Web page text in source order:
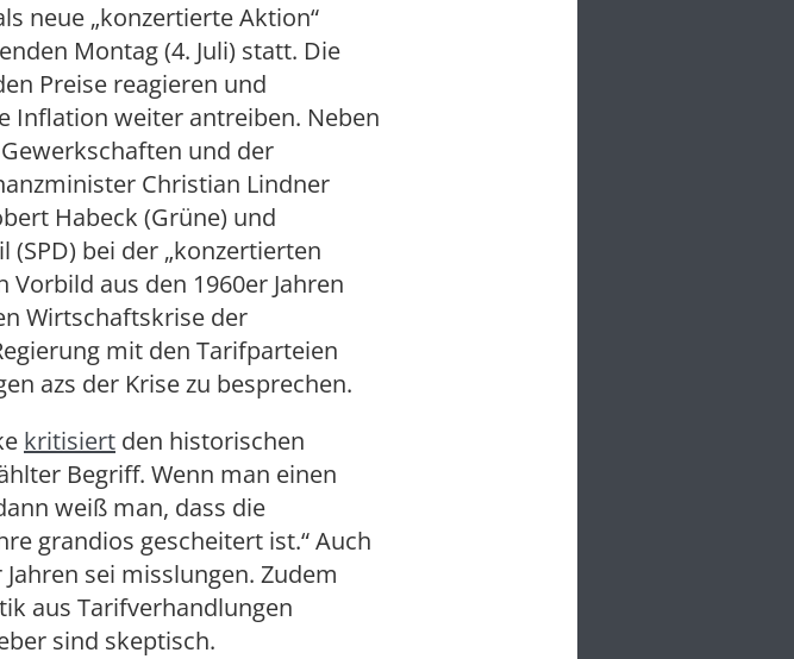
neue „konzertierte Aktion“
Montag (4. Juli) statt. Die
Preise reagieren und
Inflation weiter antreiben. Neben
und der
Christian Lindner
Habeck (Grüne) und
bei der „konzertierten
aus den 1960er Jahren
Wirtschaftskrise der
mit den Tarifparteien
azs der Krise zu besprechen.
kritisiert den historischen
Begriff. Wenn man einen
weiß man, dass die
grandios gescheitert ist.“ Auch
sei misslungen. Zudem
aus Tarifverhandlungen
sind skeptisch.